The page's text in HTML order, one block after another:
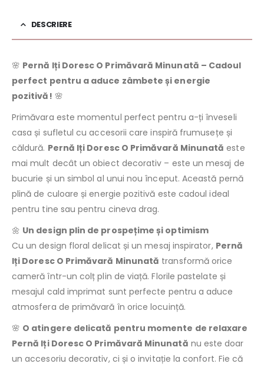
DESCRIERE
🌸 Pernă Iți Doresc O Primăvară Minunată – Cadoul
perfect pentru a aduce zâmbete și energie
pozitivă! 🌸
Primăvara este momentul perfect pentru a-ți înveseli
casa și sufletul cu accesorii care inspiră frumusețe și
căldură. Pernă Iți Doresc O Primăvară Minunată este
mai mult decât un obiect decorativ – este un mesaj de
bucurie și un simbol al unui nou început. Această pernă
plină de culoare și energie pozitivă este cadoul ideal
pentru tine sau pentru cineva drag.
🌼 Un design plin de prospețime și optimism
Cu un design floral delicat și un mesaj inspirator, Pernă
Iți Doresc O Primăvară Minunată transformă orice
cameră într-un colț plin de viață. Florile pastelate și
mesajul cald imprimat sunt perfecte pentru a aduce
atmosfera de primăvară în orice locuință.
🌸 O atingere delicată pentru momente de relaxare
Pernă Iți Doresc O Primăvară Minunată nu este doar
un accesoriu decorativ, ci și o invitație la confort. Fie că